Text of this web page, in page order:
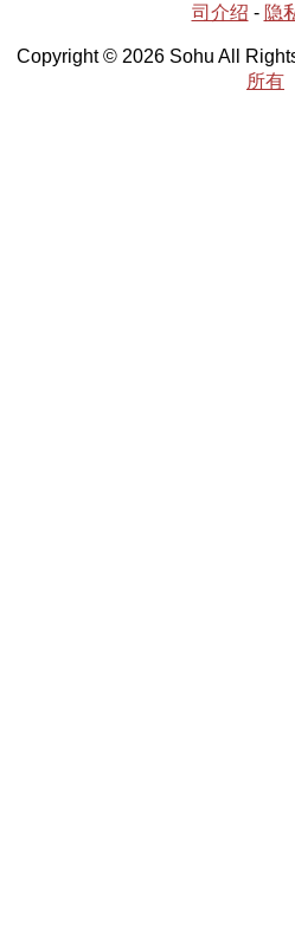
司介绍 - 隐
Copyright © 2026 Sohu All
所有